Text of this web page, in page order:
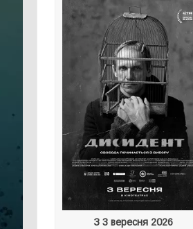
З 3 вересня 2026